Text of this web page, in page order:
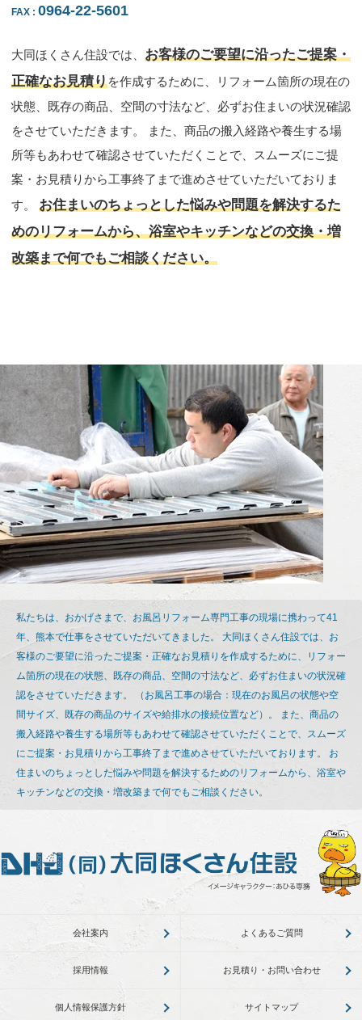
FAX : 0964-22-5601
大同ほくさん住設では、 お客様のご要望に沿ったご提案・
正確なお見積りを作成するために、リフォーム箇所の現在の
状態、既存の商品、空間の寸法など、必ずお住まいの状況確認
をさせていただきます。 また、商品の搬入経路や養生する場
所等もあわせて確認させていただくことで、スムーズにご提
案・お見積りから工事終了まで進めさせていただいておりま
す。
お住まいのちょっとした悩みや問題を解決するた
めのリフォームから、浴室やキッチンなどの交換・増
改築まで何でもご相談ください。
私たちは、おかげさまで、お風呂リフォーム専門工事の現場に携わって41
年、熊本で仕事をさせていただいてきました。 大同ほくさん住設では、お
客様のご要望に沿ったご提案・正確なお見積りを作成するために、リフォー
ム箇所の現在の状態、既存の商品、空間の寸法など、必ずお住まいの状況確
認をさせていただきます。 （お風呂工事の場合：現在のお風呂の状態や空
間サイズ、既存の商品のサイズや給排水の接続位置など）。 また、商品の
搬入経路や養生する場所等もあわせて確認させていただくことで、スムーズ
にご提案・お見積りから工事終了まで進めさせていただいております。
お
住まいのちょっとした悩みや問題を解決するためのリフォームから、浴室や
キッチンなどの交換・増改築まで何でもご相談ください。
会社案内 よくあるご質問
採用情報 お見積り・お問い合わせ
個人情報保護方針 サイトマップ